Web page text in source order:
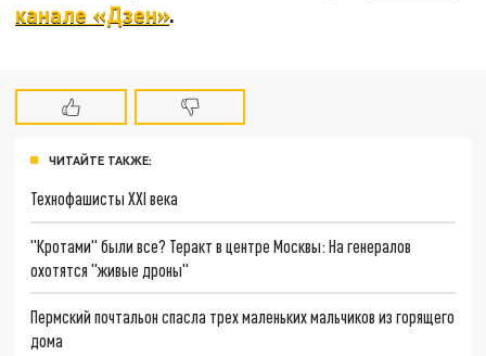
канале «Дзен».
ЧИТАЙТЕ ТАКЖЕ:
Технофашисты XXI века
"Кротами" были все? Теракт в центре Москвы: На генералов
охотятся "живые дроны"
Пермский почтальон спасла трех маленьких мальчиков из горящего
дома